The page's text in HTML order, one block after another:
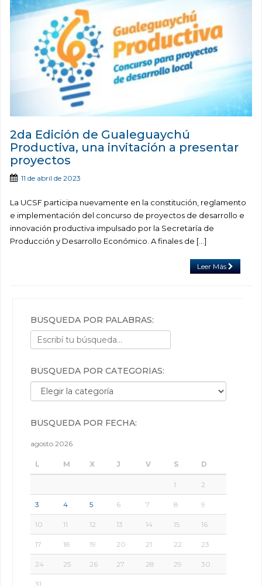
2da Edición de Gualeguaychú
Productiva, una invitación a presentar
proyectos
11 de abril de 2023
La UCSF participa nuevamente en la constitución, reglamento
e implementación del concurso de proyectos de desarrollo e
innovación productiva impulsado por la Secretaría de
Producción y Desarrollo Económico. A finales de […]
Leer Más
BÚSQUEDA POR PALABRAS:
BÚSQUEDA POR CATEGORÍAS:
Búsqueda por categorías:
BÚSQUEDA POR FECHA:
agosto 2026
L M X J V S D
1 2
3 4 5 6 7 8 9
10 11 12 13 14 15 16
17 18 19 20 21 22 23
24 25 26 27 28 29 30
31